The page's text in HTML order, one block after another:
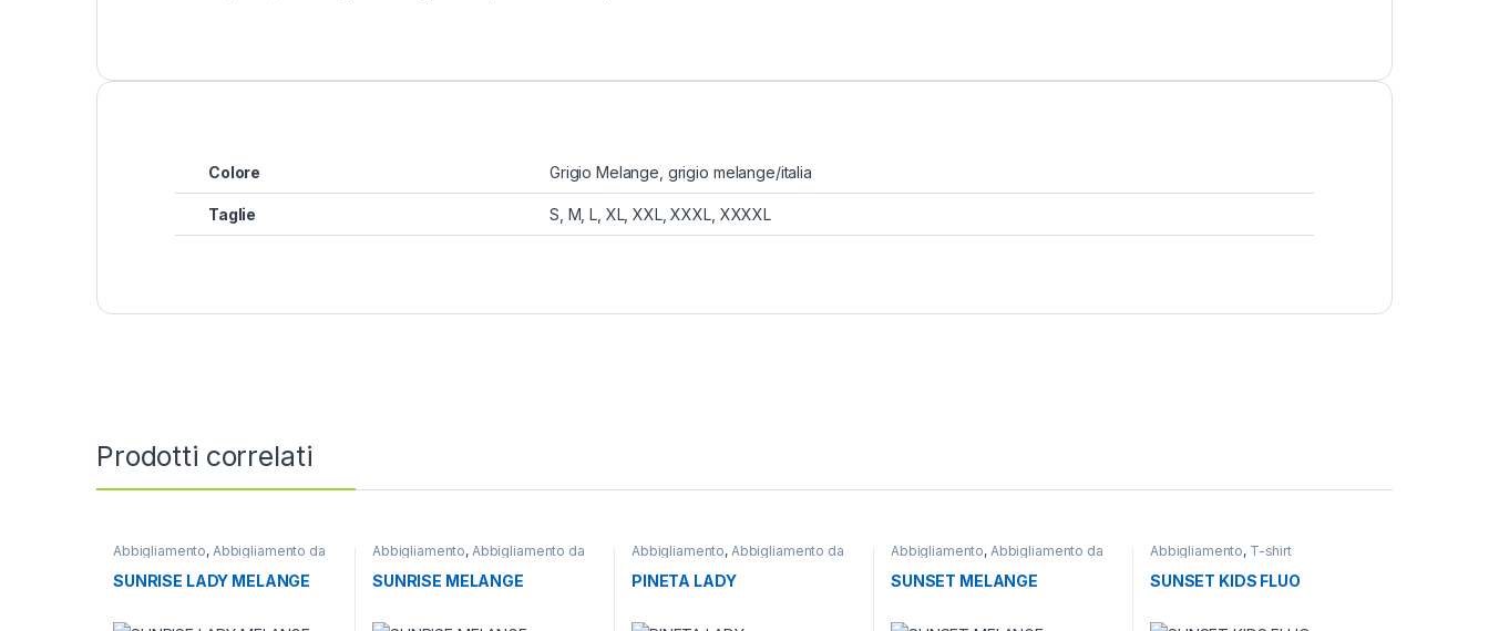
Colore Grigio Melange, grigio melange/italia
Taglie S, M, L, XL, XXL, XXXL, XXXXL
Prodotti correlati
Abbigliamento, Abbigliamento da
SUNRISE LADY MELANGE
Abbigliamento, Abbigliamento da
SUNRISE MELANGE
Abbigliamento, Abbigliamento da
PINETA LADY
Abbigliamento, Abbigliamento da
SUNSET MELANGE
Abbigliamento, T-shirt
SUNSET KIDS FLUO